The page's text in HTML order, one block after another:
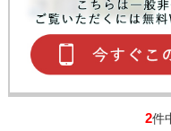
2件